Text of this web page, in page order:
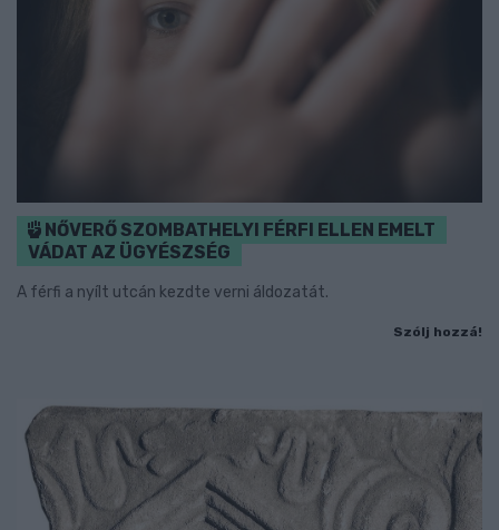
NŐVERŐ SZOMBATHELYI FÉRFI ELLEN EMELT
VÁDAT AZ ÜGYÉSZSÉG
A férfi a nyílt utcán kezdte verni áldozatát.
Szólj hozzá!